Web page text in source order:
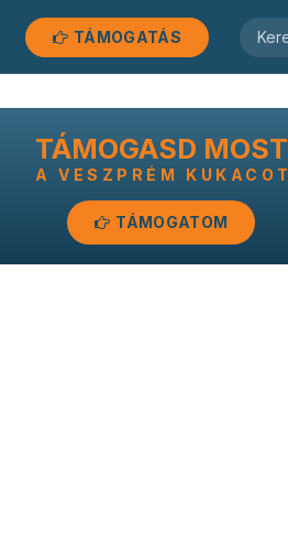
TÁMOGATÁS
TÁMOGASD MOST
A VESZPRÉM KUKACOT
TÁMOGATOM